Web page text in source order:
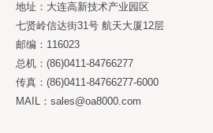
地址：大连高新技术产业园区
七贤岭信达街31号 航天大厦12层
邮编：116023
总机：(86)0411-84766277
传真：(86)0411-84766277-6000
MAIL：sales@oa8000.com